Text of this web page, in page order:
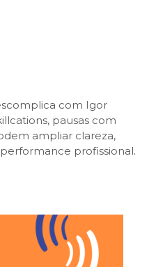
com Igor
pausas com
ampliar clareza,
profissional.